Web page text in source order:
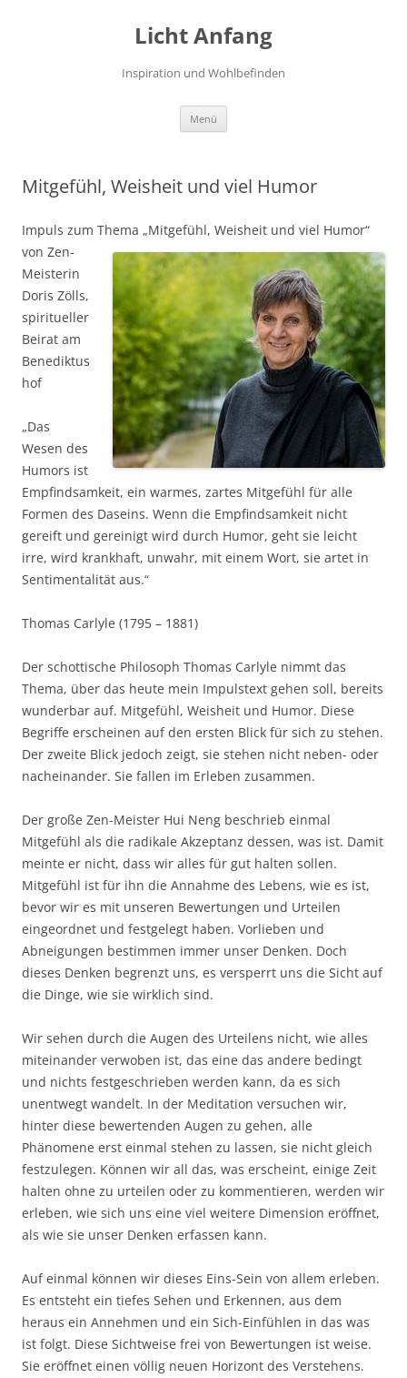
Licht Anfang
Inspiration und Wohlbefinden
Menü
Mitgefühl, Weisheit und viel Humor
Impuls zum Thema „Mitgefühl, Weisheit und viel Humor“
von Zen-
Meisterin
Doris Zölls,
spiritueller
Beirat am
Benediktus
hof
„Das
Wesen des
Humors ist
Empfindsamkeit, ein warmes, zartes Mitgefühl für alle
Formen des Daseins. Wenn die Empfindsamkeit nicht
gereift und gereinigt wird durch Humor, geht sie leicht
irre, wird krankhaft, unwahr, mit einem Wort, sie artet in
Sentimentalität aus.“
Thomas Carlyle (1795 – 1881)
Der schottische Philosoph Thomas Carlyle nimmt das
Thema, über das heute mein Impulstext gehen soll, bereits
wunderbar auf. Mitgefühl, Weisheit und Humor. Diese
Begriffe erscheinen auf den ersten Blick für sich zu stehen.
Der zweite Blick jedoch zeigt, sie stehen nicht neben- oder
nacheinander. Sie fallen im Erleben zusammen.
Der große Zen-Meister Hui Neng beschrieb einmal
Mitgefühl als die radikale Akzeptanz dessen, was ist. Damit
meinte er nicht, dass wir alles für gut halten sollen.
Mitgefühl ist für ihn die Annahme des Lebens, wie es ist,
bevor wir es mit unseren Bewertungen und Urteilen
eingeordnet und festgelegt haben. Vorlieben und
Abneigungen bestimmen immer unser Denken. Doch
dieses Denken begrenzt uns, es versperrt uns die Sicht auf
die Dinge, wie sie wirklich sind.
Wir sehen durch die Augen des Urteilens nicht, wie alles
miteinander verwoben ist, das eine das andere bedingt
und nichts festgeschrieben werden kann, da es sich
unentwegt wandelt. In der Meditation versuchen wir,
hinter diese bewertenden Augen zu gehen, alle
Phänomene erst einmal stehen zu lassen, sie nicht gleich
festzulegen. Können wir all das, was erscheint, einige Zeit
halten ohne zu urteilen oder zu kommentieren, werden wir
erleben, wie sich uns eine viel weitere Dimension eröffnet,
als wie sie unser Denken erfassen kann.
Auf einmal können wir dieses Eins-Sein von allem erleben.
Es entsteht ein tiefes Sehen und Erkennen, aus dem
heraus ein Annehmen und ein Sich-Einfühlen in das was
ist folgt. Diese Sichtweise frei von Bewertungen ist weise.
Sie eröffnet einen völlig neuen Horizont des Verstehens.